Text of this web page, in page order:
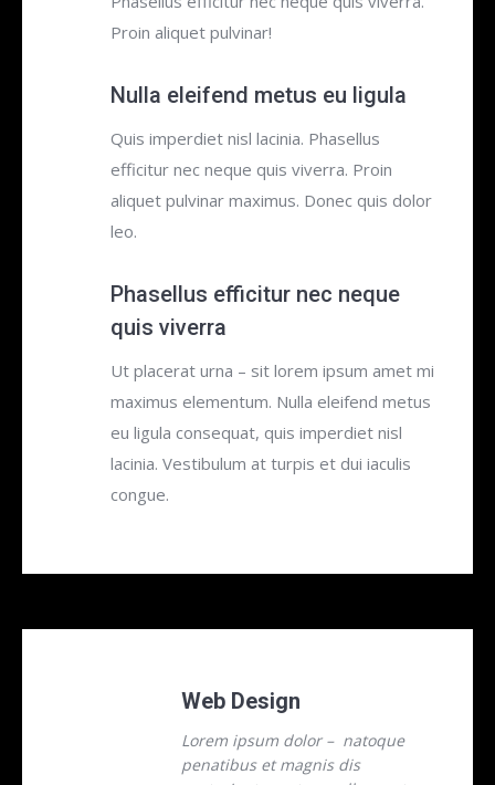
Proin aliquet pulvinar!
Nulla eleifend metus eu ligula
Quis imperdiet nisl lacinia. Phasellus
efficitur nec neque quis viverra. Proin
aliquet pulvinar maximus. Donec quis dolor
leo.
Phasellus efficitur nec neque
quis viverra
Ut placerat urna – sit lorem ipsum amet mi
maximus elementum. Nulla eleifend metus
eu ligula consequat, quis imperdiet nisl
lacinia. Vestibulum at turpis et dui iaculis
congue.
Web Design
Lorem ipsum dolor – natoque
penatibus et magnis dis